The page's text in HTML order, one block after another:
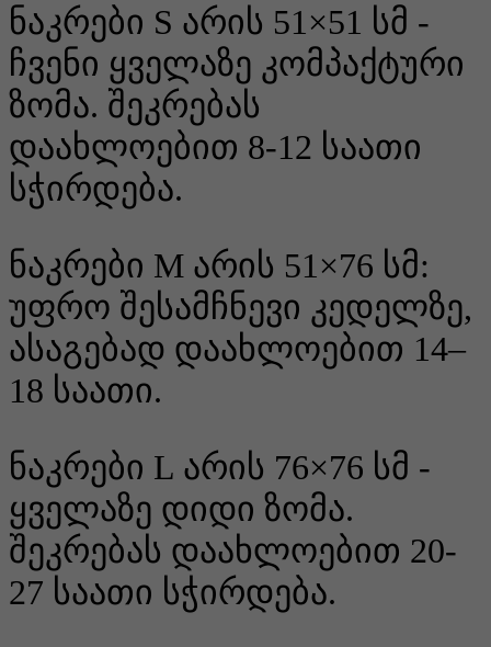
ნაკრები S არის 51×51 სმ -
ჩვენი ყველაზე კომპაქტური
ზომა. შეკრებას
დაახლოებით 8-12 საათი
სჭირდება.
ნაკრები M არის 51×76 სმ:
უფრო შესამჩნევი კედელზე,
ასაგებად დაახლოებით 14–
18 საათი.
ნაკრები L არის 76×76 სმ -
ყველაზე დიდი ზომა.
შეკრებას დაახლოებით 20-
27 საათი სჭირდება.